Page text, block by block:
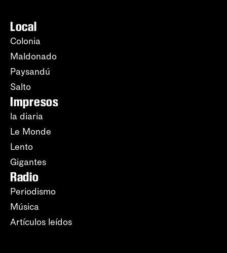
Local
Colonia
Maldonado
Paysandú
Salto
Impresos
la diaria
Le Monde
Lento
Gigantes
Radio
Periodismo
Música
Artículos leídos